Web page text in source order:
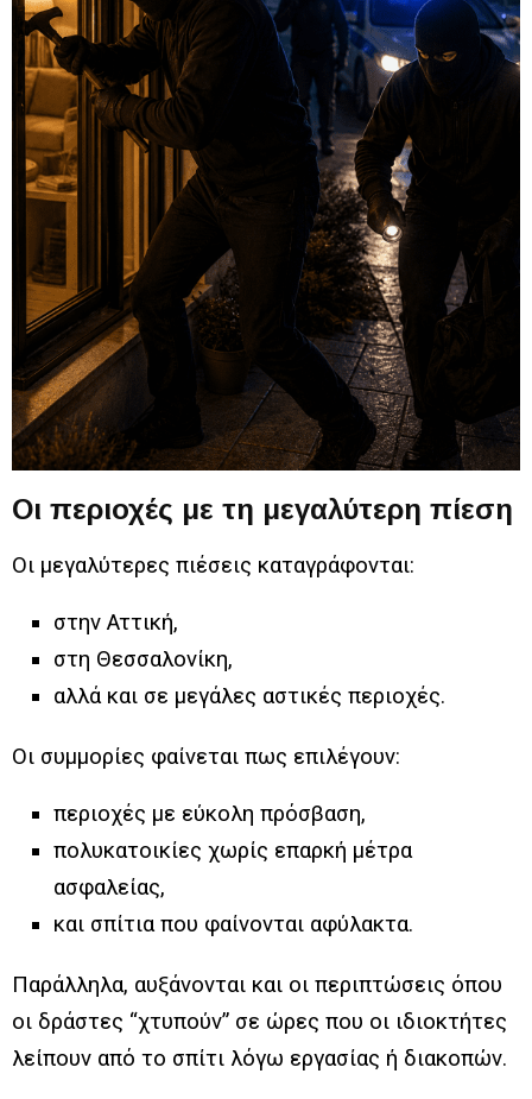
Οι περιοχές με τη μεγαλύτερη πίεση
Οι μεγαλύτερες πιέσεις καταγράφονται:
στην Αττική,
στη Θεσσαλονίκη,
αλλά και σε μεγάλες αστικές περιοχές.
Οι συμμορίες φαίνεται πως επιλέγουν:
περιοχές με εύκολη πρόσβαση,
πολυκατοικίες χωρίς επαρκή μέτρα
ασφαλείας,
και σπίτια που φαίνονται αφύλακτα.
Παράλληλα, αυξάνονται και οι περιπτώσεις όπου
οι δράστες “χτυπούν” σε ώρες που οι ιδιοκτήτες
λείπουν από το σπίτι λόγω εργασίας ή διακοπών.